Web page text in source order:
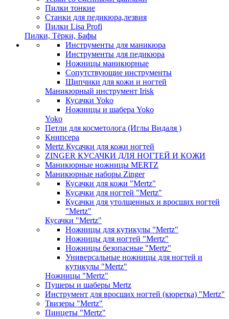
Пилки тонкие
Станки для педикюра,лезвия
Пилки Lisa Profi
Пилки, Тёрки, Бафы
Инструменты для маникюра
Инструменты для педикюра
Ножницы маникюрные
Сопутствующие инструменты
Щипчики для кожи и ногтей
Маникюрный инструмент Irisk
Кусачки Yoko
Ножницы и шабера Yoko
Yoko
Петли для косметолога (Иглы Видаля )
Книпсера
Mertz Кусачки для кожи ногтей
ZINGER КУСАЧКИ ДЛЯ НОГТЕЙ И КОЖИ
Маникюрные ножницы MERTZ
Маникюрные наборы Zinger
Кусачки для кожи "Mertz"
Кусачки для ногтей "Mertz"
Кусачки для утолщенных и вросших ногтей
"Mertz"
Кусачки "Mertz"
Ножницы для кутикулы "Mertz"
Ножницы для ногтей "Mertz"
Ножницы безопасные "Mertz"
Универсальные ножницы для ногтей и
кутикулы "Mertz"
Ножницы "Mertz"
Пушеры и шаберы Mertz
Инструмент для вросших ногтей (кюретка) "Mertz"
Твизеры "Mertz"
Пинцеты "Mertz"